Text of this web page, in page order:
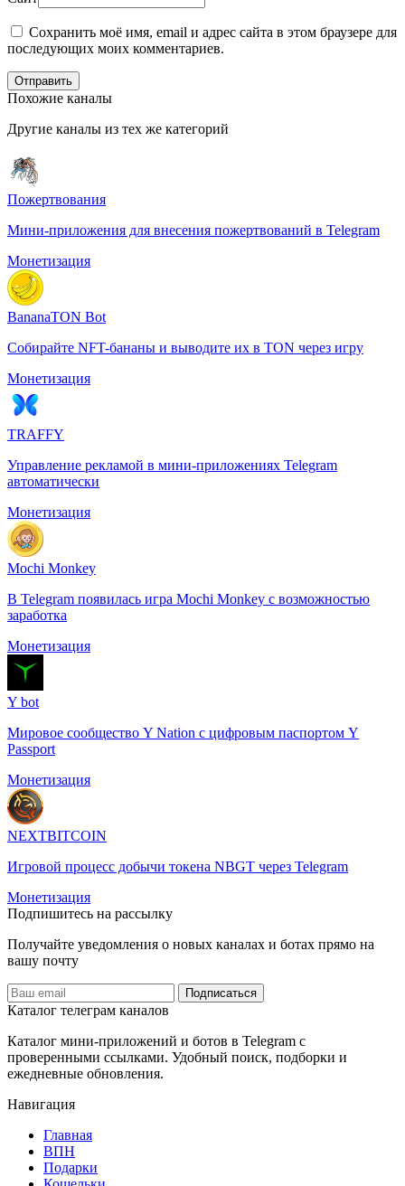
Сохранить моё имя, email и адрес сайта в этом браузере для
последующих моих комментариев.
Отправить
Похожие каналы
Другие каналы из тех же категорий
Пожертвования
Мини-приложения для внесения пожертвований в Telegram
Монетизация
BananaTON Bot
Собирайте NFT-бананы и выводите их в TON через игру
Монетизация
TRAFFY
Управление рекламой в мини-приложениях Telegram
автоматически
Монетизация
Mochi Monkey
В Telegram появилась игра Mochi Monkey с возможностью
заработка
Монетизация
Y bot
Мировое сообщество Y Nation с цифровым паспортом Y
Passport
Монетизация
NEXTBITCOIN
Игровой процесс добычи токена NBGT через Telegram
Монетизация
Подпишитесь на рассылку
Получайте уведомления о новых каналах и ботаx прямо на
вашу почту
Подписаться
Каталог телеграм каналов
Каталог мини-приложений и ботов в Telegram с
проверенными ссылками. Удобный поиск, подборки и
ежедневные обновления.
Навигация
Главная
️ВПН
Подарки